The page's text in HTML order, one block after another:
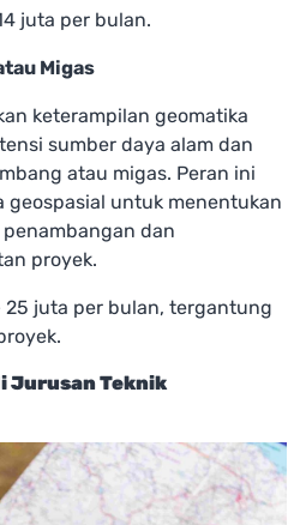
juta per bulan.
Migas
keterampilan geomatika
sumber daya alam dan
atau migas. Peran ini
geospasial untuk menentukan
dan
proyek.
25 juta per bulan, tergantung
Jurusan Teknik